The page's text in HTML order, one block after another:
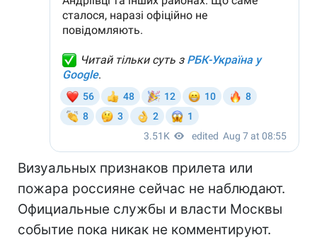
Визуальных признаков прилета или
пожара россияне сейчас не наблюдают.
Официальные службы и власти Москвы
событие пока никак не комментируют.